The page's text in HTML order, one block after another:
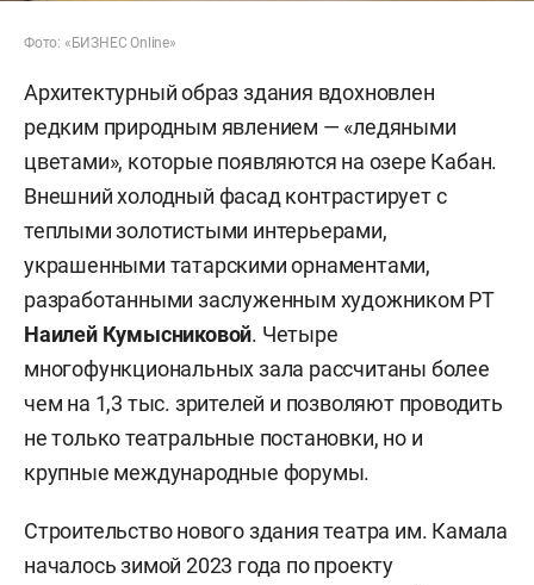
Фото: «БИЗНЕС Online»
Архитектурный образ здания вдохновлен
редким природным явлением — «ледяными
цветами», которые появляются на озере Кабан.
Внешний холодный фасад контрастирует с
теплыми золотистыми интерьерами,
украшенными татарскими орнаментами,
разработанными заслуженным художником РТ
Наилей Кумысниковой. Четыре
многофункциональных зала рассчитаны более
чем на 1,3 тыс. зрителей и позволяют проводить
не только театральные постановки, но и
крупные международные форумы.
Строительство нового здания театра им. Камала
началось зимой 2023 года по проекту